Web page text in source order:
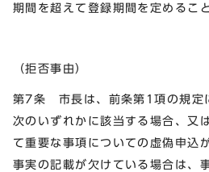
期間を超えて登録期間を定めるこ
（拒否事由）
第7条 市長は、前条第1項の規定
次のいずれかに該当する場合、又
て重要な事項についての虚偽申込
事実の記載が欠けている場合は、